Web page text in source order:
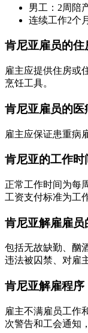
男工：2周陪
连续工作2个
肯尼亚雇员的住
雇主应提供住房或
烹饪工具。
肯尼亚雇员的医
雇主应保证患重病
肯尼亚的工作时
正常工作时间为每
工资支付标准为工
肯尼亚解雇雇员
包括无故缺勤、酗
违法被囚禁、对雇
肯尼亚解雇程序
雇主不满雇员工作
次警告和工会通知